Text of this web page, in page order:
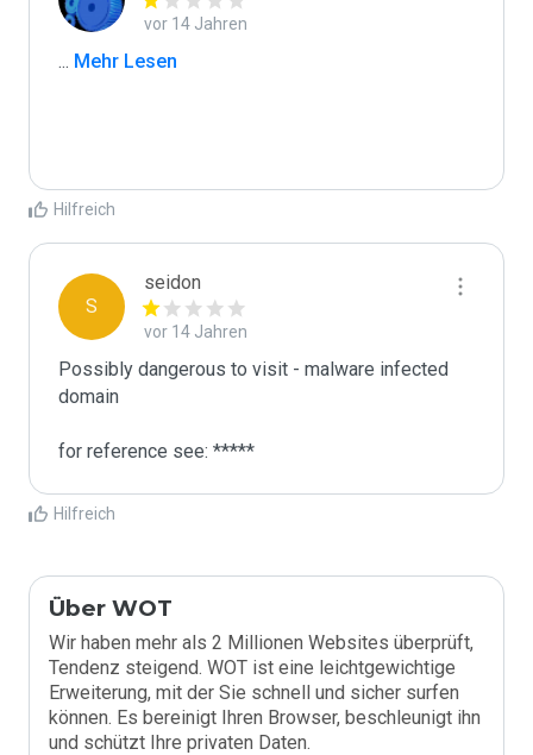
vor 14 Jahren
... Mehr Lesen
Hilfreich
S
seidon
vor 14 Jahren
Possibly dangerous to visit - malware infected
domain
for reference see: *****
Hilfreich
Über WOT
Wir haben mehr als 2 Millionen Websites überprüft,
Tendenz steigend. WOT ist eine leichtgewichtige
Erweiterung, mit der Sie schnell und sicher surfen
können. Es bereinigt Ihren Browser, beschleunigt ihn
und schützt Ihre privaten Daten.